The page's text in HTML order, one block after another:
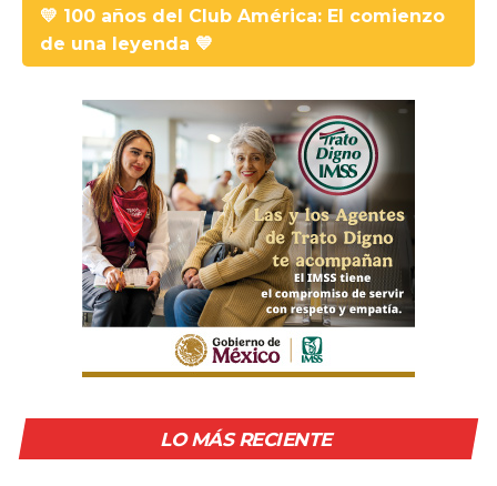
💛 100 años del Club América: El comienzo
de una leyenda 💙
LO MÁS RECIENTE